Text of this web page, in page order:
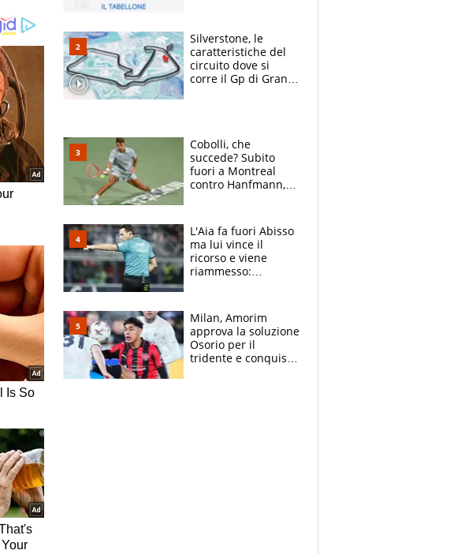
Silverstone, le
caratteristiche del
circuito dove si
corre il Gp di Gran
Cobolli, che
succede? Subito
fuori a Montreal
contro Hanfmann,
L'Aia fa fuori Abisso
ma lui vince il
ricorso e viene
riammesso:
Milan, Amorim
approva la soluzione
Osorio per il
tridente e conquista